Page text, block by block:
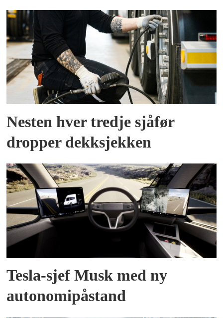
Nesten hver tredje sjåfør
dropper dekksjekken
Tesla-sjef Musk med ny
autonomipåstand